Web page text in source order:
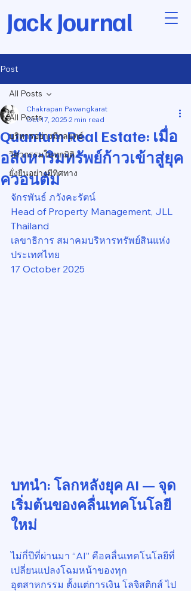
Jack Journal
Post
All Posts
บริหารอย่างมีกลยุทธ์
วิศวกรรมในทุกมิติ
ยั่งยืนอย่างมีทิศทาง
All Posts
Quantum Real Estate: เมื่อ
อสังหาริมทรัพย์ก้าวเข้าสู่ยุค
ควอนตัม
Chakrapan Pawangkarat
Oct 17, 2025 2 min read
จักรพันธ์ ภวังคะรัตน์
Head of Property Management, JLL
Thailand
เลขาธิการ สมาคมบริหารทรัพย์สินแห่ง
ประเทศไทย
17 October 2025
บทนำ: โลกหลังยุค AI — จุด
เริ่มต้นของคลื่นเทคโนโลยี
ใหม่
ไม่กี่ปีที่ผ่านมา “AI” คือคลื่นเทคโนโลยีที่
เปลี่ยนแปลงโฉมหน้าของทุก
อุตสาหกรรม ตั้งแต่การเงิน โลจิสติกส์ ไป